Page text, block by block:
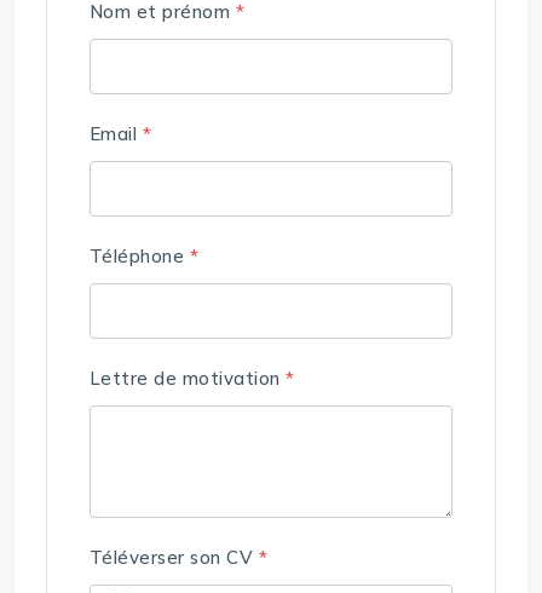
Nom et prénom *
Email *
Téléphone *
Lettre de motivation*
Téléverser son CV *